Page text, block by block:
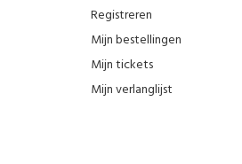
Registreren
Mijn bestellingen
Mijn tickets
Mijn verlanglijst